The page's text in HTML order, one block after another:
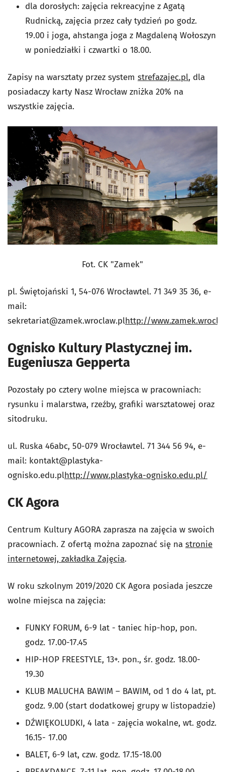
dla dorosłych: zajęcia rekreacyjne z Agatą
Rudnicką, zajęcia przez cały tydzień po godz.
19.00 i joga, ahstanga joga z Magdaleną Wołoszyn
w poniedziałki i czwartki o 18.00.
Zapisy na warsztaty przez system strefazajec.pl, dla
posiadaczy karty Nasz Wrocław zniżka 20% na
wszystkie zajęcia.
Fot. CK "Zamek"
pl. Świętojański 1, 54-076 Wrocławtel. 71 349 35 36, e-
mail:
sekretariat@zamek.wroclaw.plhttp://
Ognisko Kultury Plastycznej im.
Eugeniusza Gepperta
Pozostały po cztery wolne miejsca w pracowniach:
rysunku i malarstwa, rzeźby, grafiki warsztatowej oraz
sitodruku.
ul. Ruska 46abc, 50-079 Wrocławtel. 71 344 56 94, e-
mail: kontakt@plastyka-
ognisko.edu.plhttp://www.plastyka-ognisko.edu.pl/
CK Agora
Centrum Kultury AGORA zaprasza na zajęcia w swoich
pracowniach. Z ofertą można zapoznać się na stronie
internetowej, zakładka Zajęcia.
W roku szkolnym 2019/2020 CK Agora posiada jeszcze
wolne miejsca na zajęcia:
FUNKY FORUM, 6-9 lat - taniec hip-hop, pon.
godz. 17.00-17.45
HIP-HOP FREESTYLE, 13+. pon., śr. godz. 18.00-
19.30
KLUB MALUCHA BAWIM – BAWIM, od 1 do 4 lat, pt.
godz. 9.00 (start dodatkowej grupy w listopadzie)
DŹWIĘKOLUDKI, 4 lata - zajęcia wokalne, wt. godz.
16.15- 17.00
BALET, 6-9 lat, czw. godz. 17.15-18.00